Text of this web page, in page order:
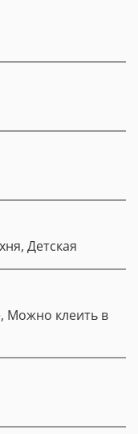
Детская
Можно клеить в